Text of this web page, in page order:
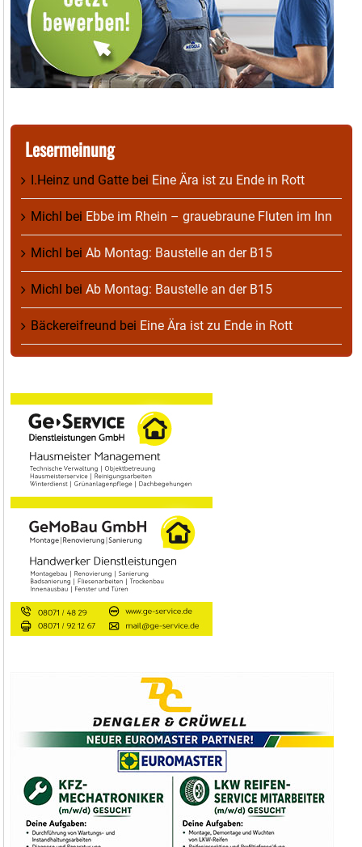
Lesermeinung
I.Heinz und Gatte bei Eine Ära ist zu Ende in Rott
Michl bei Ebbe im Rhein – grauebraune Fluten im Inn
Michl bei Ab Montag: Baustelle an der B15
Michl bei Ab Montag: Baustelle an der B15
Bäckereifreund bei Eine Ära ist zu Ende in Rott